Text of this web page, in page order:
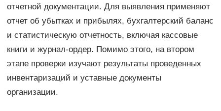
отчетной документации. Для выявления применяют
отчет об убытках и прибылях, бухгалтерский баланс
и статистическую отчетность, включая кассовые
книги и журнал-ордер. Помимо этого, на втором
этапе проверки изучают результаты проведенных
инвентаризаций и уставные документы
организации.